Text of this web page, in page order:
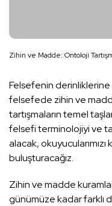
Zihin ve Madde: Ontoloji
Felsefenin derinliklerine
felsefede zihin ve
tartışmaların temel
felsefi terminolojiyi ve
alacak, okuyucularımızı
buluşturacağız.
Zihin ve madde
günümüze kadar farklı